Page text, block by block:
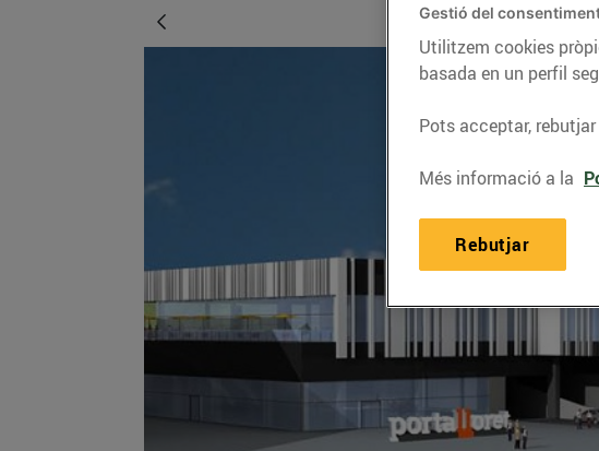
Gestió del
Utilitzem cookies
basada en un perfil
Pots acceptar,
Més informació a la
Rebutjar